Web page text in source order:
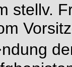
stellv.